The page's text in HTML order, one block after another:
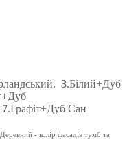
3.Білий+Дуб
7.Графіт+Дуб Сан
- колір фасадів тумб та